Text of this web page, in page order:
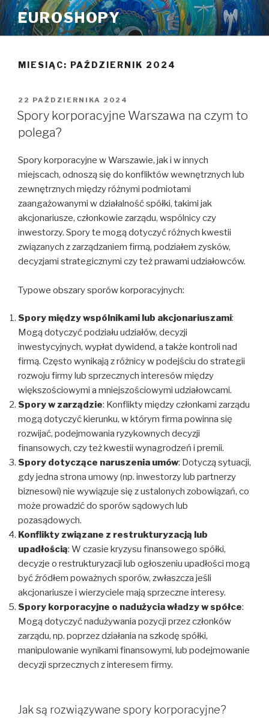
Przeskocz
do
treści
EUROSHOPY
MIESIĄC: PAŹDZIERNIK 2024
OPUBLIKOWANE
W
22 PAŹDZIERNIKA 2024
Spory korporacyjne Warszawa na czym to
polega?
Spory korporacyjne w Warszawie, jak i w innych
miejscach, odnoszą się do konfliktów wewnętrznych lub
zewnętrznych między różnymi podmiotami
zaangażowanymi w działalność spółki, takimi jak
akcjonariusze, członkowie zarządu, wspólnicy czy
inwestorzy. Spory te mogą dotyczyć różnych kwestii
związanych z zarządzaniem firmą, podziałem zysków,
decyzjami strategicznymi czy też prawami udziałowców.
Typowe obszary sporów korporacyjnych:
Spory między wspólnikami lub akcjonariuszami:
Mogą dotyczyć podziału udziałów, decyzji
inwestycyjnych, wypłat dywidend, a także kontroli nad
firmą. Często wynikają z różnicy w podejściu do strategii
rozwoju firmy lub sprzecznych interesów między
większościowymi a mniejszościowymi udziałowcami.
Spory w zarządzie: Konflikty między członkami zarządu
mogą dotyczyć kierunku, w którym firma powinna się
rozwijać, podejmowania ryzykownych decyzji
finansowych, czy też kwestii wynagrodzeń i premii.
Spory dotyczące naruszenia umów: Dotyczą sytuacji,
gdy jedna strona umowy (np. inwestorzy lub partnerzy
biznesowi) nie wywiązuje się z ustalonych zobowiązań, co
może prowadzić do sporów sądowych lub
pozasądowych.
Konflikty związane z restrukturyzacją lub
upadłością: W czasie kryzysu finansowego spółki,
decyzje o restrukturyzacji lub ogłoszeniu upadłości mogą
być źródłem poważnych sporów, zwłaszcza jeśli
akcjonariusze i wierzyciele mają sprzeczne interesy.
Spory korporacyjne o nadużycia władzy w spółce:
Mogą dotyczyć nadużywania pozycji przez członków
zarządu, np. poprzez działania na szkodę spółki,
manipulowanie wynikami finansowymi, lub podejmowanie
decyzji sprzecznych z interesem firmy.
Jak są rozwiązywane spory korporacyjne?